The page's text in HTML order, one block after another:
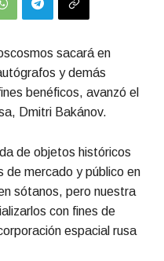
sacará en
y demás
benéficos, avanzó el
Dmitri Bakánov.
de objetos históricos
mercado y público en
sótanos, pero nuestra
con fines de
espacial rusa